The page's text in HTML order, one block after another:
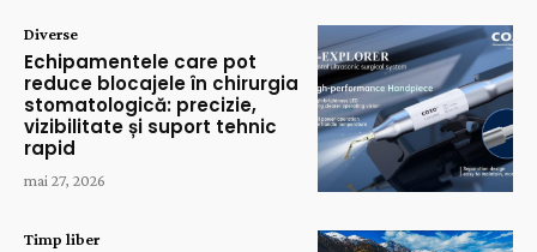
Diverse
Echipamentele care pot
reduce blocajele în chirurgia
stomatologică: precizie,
vizibilitate și suport tehnic
rapid
mai 27, 2026
Timp liber